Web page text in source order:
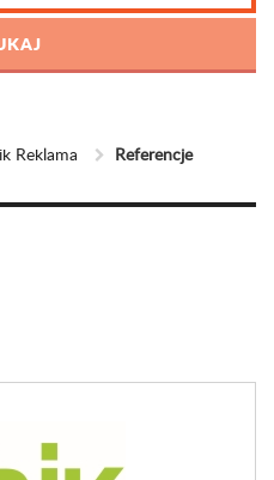
Reklama Referencje